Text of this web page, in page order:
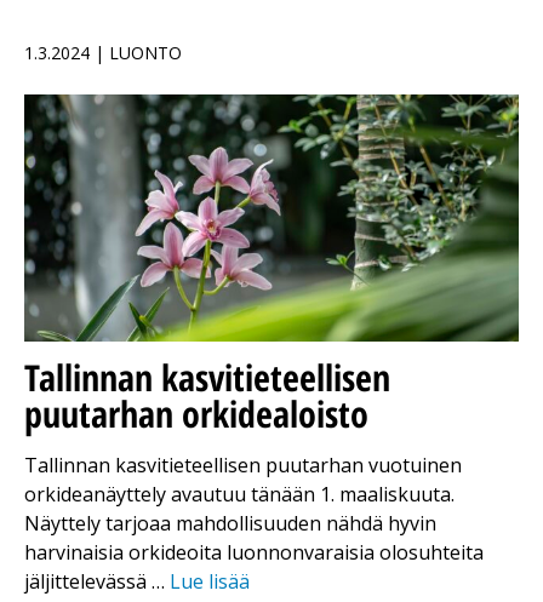
1.3.2024 | LUONTO
Tallinnan kasvitieteellisen
puutarhan orkidealoisto
Tallinnan kasvitieteellisen puutarhan vuotuinen
orkideanäyttely avautuu tänään 1. maaliskuuta.
Näyttely tarjoaa mahdollisuuden nähdä hyvin
harvinaisia ​​orkideoita luonnonvaraisia olosuhteita
jäljittelevässä … Lue lisää